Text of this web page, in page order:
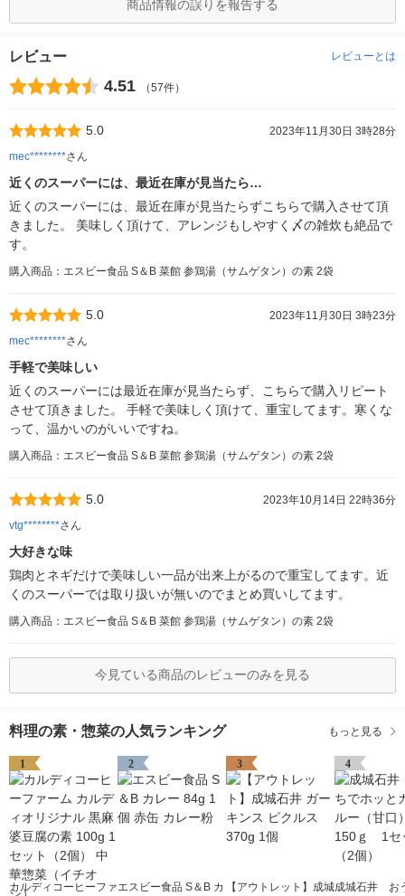
商品情報の誤りを報告する
レビュー レビューとは
4.51 （57件）
5.0
2023年11月30日 3時28分
mec********さん
近くのスーパーには、最近在庫が見当たら…
近くのスーパーには、最近在庫が見当たらずこちらで購入させて頂
きました。 美味しく頂けて、アレンジもしやすく〆の雑炊も絶品で
す。
購入商品：エスビー食品 S＆B 菜館 参鶏湯（サムゲタン）の素 2袋
5.0
2023年11月30日 3時23分
mec********さん
手軽で美味しい
近くのスーパーには最近在庫が見当たらず、こちらで購入リピート
させて頂きました。 手軽で美味しく頂けて、重宝してます。寒くな
って、温かいのがいいですね。
購入商品：エスビー食品 S＆B 菜館 参鶏湯（サムゲタン）の素 2袋
5.0
2023年10月14日 22時36分
vtg********さん
大好きな味
鶏肉とネギだけで美味しい一品が出来上がるので重宝してます。近
くのスーパーでは取り扱いが無いのでまとめ買いしてます。
購入商品：エスビー食品 S＆B 菜館 参鶏湯（サムゲタン）の素 2袋
今見ている商品のレビューのみを見る
料理の素・惣菜の人気ランキング もっと見る
1
カルディコーヒーファ
2
エスビー食品 S＆B カ
3
【アウトレット】成城
4
成城石井 お